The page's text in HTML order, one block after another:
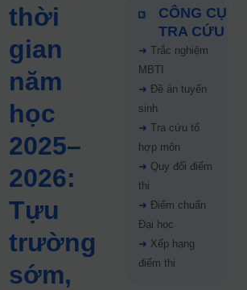
thời
gian
năm
học
2025–
2026:
Tựu
trường
sớm,
67%
CÔNG CỤ
TRA CỨU
➜ Trắc nghiệm
MBTI
➜ Đề án tuyển
sinh
➜ Tra cứu tổ
hợp môn
➜ Quy đổi điểm
thi
➜ Điểm chuẩn
Đại học
➜ Xếp hạng
điểm thi